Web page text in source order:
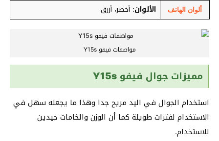
ألوان الهاتف الألوان: أخضر، أزرق
مواصفات فيفو Y15s
مميزات جوال فيفو Y15s
استخدام الجوال في اليد مريح جدا وهذا ما يجعله سهل في
الاستخدام لفترات طويلة كما أن الوزن والخامات جيدين
للاستخدام.